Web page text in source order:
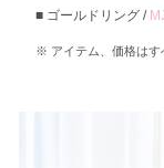
ゴールドリング /
アイテム、価格はす